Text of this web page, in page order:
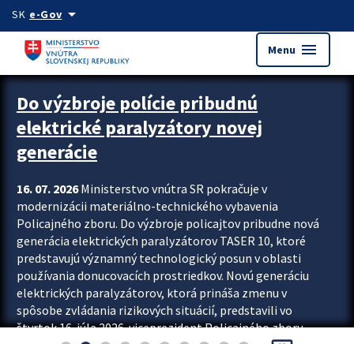
Preskocit na hlavný obsah
SK e-Govarrow_drop_down
Menu menu
Zastavit automatický posun upútavok
Do výzbroje polície pribudnú
elektrické paralyzátory novej
generácie
16. 07. 2026Ministerstvo vnútra SR pokračuje v
modernizácii materiálno-technického vybavenia
Policajného zboru. Do výzbroje policajtov pribudne nová
generácia elektrických paralyzátorov TASER 10, ktoré
predstavujú významný technologický posun v oblasti
používania donucovacích prostriedkov. Novú generáciu
elektrických paralyzátorov, ktorá prináša zmenu v
spôsobe zvládania rizikových situácií, predstavili vo
štvrtok 16. júla 2026 viceprezident Policajného zboru